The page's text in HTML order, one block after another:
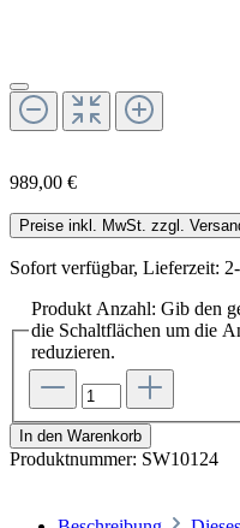
989,00 €
Preise inkl. MwSt. zzgl.
Sofort verfügbar, Lieferzeit:
Produkt Anzahl: Gib den
die Schaltflächen um die
reduzieren.
In den Warenkorb
Produktnummer: SW10124